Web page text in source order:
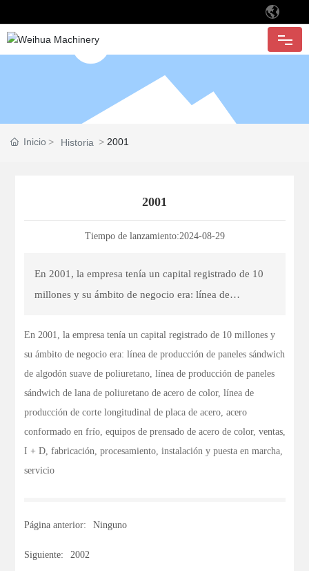
Inicio Historia 2001
2001
Tiempo de lanzamiento:2024-08-29
En 2001, la empresa tenía un capital registrado de 10
millones y su ámbito de negocio era: línea de
poliuretano, línea de producción de paneles sándwich
de lana de poliuretano de acero de color, línea de
producción de corte longitudinal de placas de acero,
acero conformado en frío, equipos de prensado de
acero de color, ventas, I + D, fabricación,
procesamiento, instalación y puesta en marcha,
En 2001, la empresa tenía un capital registrado de 10 millones y
su ámbito de negocio era: línea de producción de paneles sándwich
de algodón suave de poliuretano, línea de producción de paneles
sándwich de lana de poliuretano de acero de color, línea de
producción de corte longitudinal de placa de acero, acero
conformado en frío, equipos de prensado de acero de color, ventas,
I + D, fabricación, procesamiento, instalación y puesta en marcha,
servicio
Página anterior: Ninguno
Siguiente: 2002